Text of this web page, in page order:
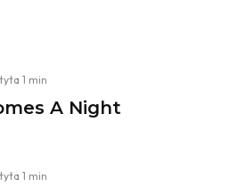
1 min
A Night
1 min